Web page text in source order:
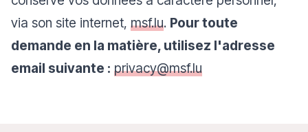
via son site internet, msf.lu. Pour toute
demande en la matière, utilisez l'adresse
email suivante : privacy@msf.lu